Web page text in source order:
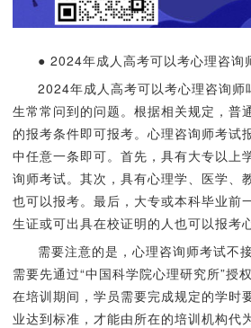
● 2024年成人高考可以考心理咨询
2024年成人高考可以考心理咨询师
生常常问到的问题。根据相关规定，普
的报考条件即可报考。心理咨询师考试
中任意一条即可。首先，具有大专以上
询师考试。其次，具有心理学、医学、
也可以报考。最后，大专或本科毕业前
生证或可出具在校证明的人也可以报考
需要注意的是，心理咨询师考试不
需要先通过“中国科学院心理研究所”授
在培训期间，学员需要完成规定的学时
业达到标准，才能由所在的培训机构代